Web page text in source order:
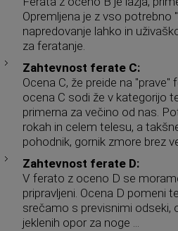
Opremljena je z vso potrebno
napredovanje lahko in
za feratanje.
Zahtevnost ferate C:
Ocena C, že preide na "prave"
ocena C sodi že v kategorijo
primerna za večino od nas.
rokah in celem telesu, a
pohodnik, gornik zmore brez
Zahtevnost ferate D:
V ferato z oceno D se
pripravljeni. Ocena D pomeni
srečamo s previsnimi odseki,
jeklenih opor za noge ...